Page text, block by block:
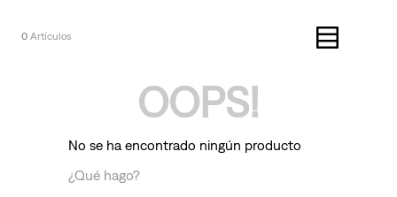
0
OOPS!
No se ha encontrado ningún producto
¿Qué hago?